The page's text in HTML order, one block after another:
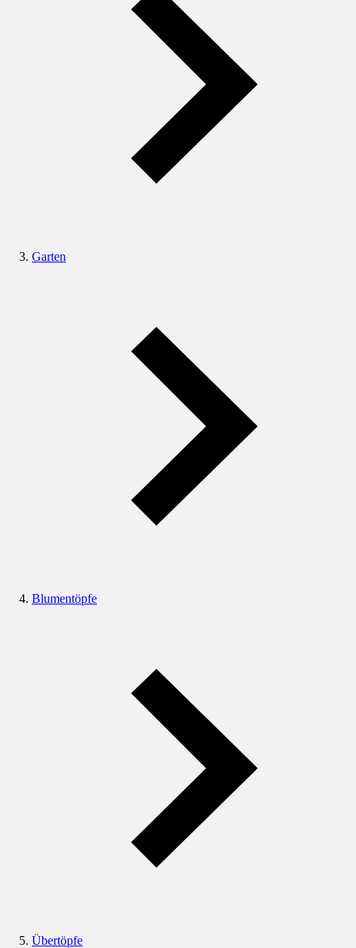
Garten
Blumentöpfe
Übertöpfe